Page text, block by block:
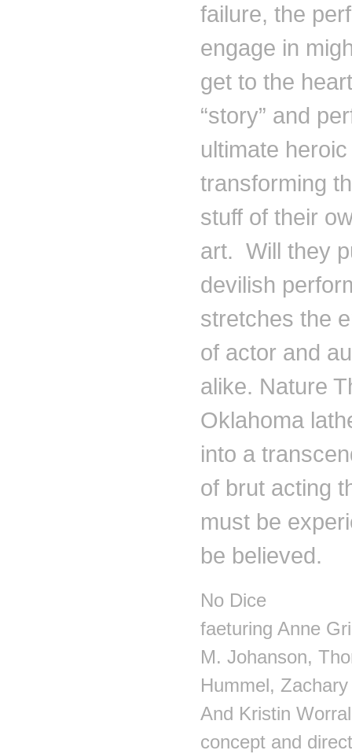
failure, the
engage in
get to the
“story” and
ultimate
transforming
stuff of their
art. Will they
devilish
stretches the
of actor and
alike. Nature
Oklahoma
into a
of brut acting
must be
be believed.
No Dice
faeturing Anne
M. Johanson,
Hummel,
And Kristin
concept and